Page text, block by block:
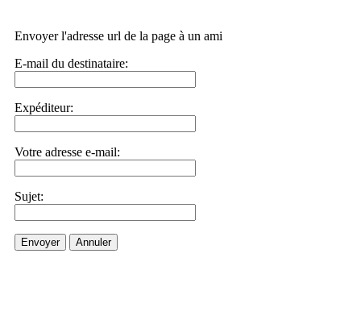
Envoyer l'adresse url de la page à un ami
E-mail du destinataire:
Expéditeur:
Votre adresse e-mail:
Sujet:
Envoyer Annuler